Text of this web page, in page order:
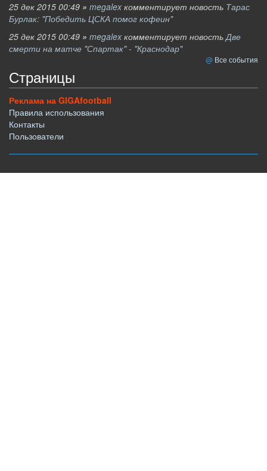
25 дек 2015 00:49 » megalex комментирует новость Тарас
Бурлак: "Победить ЦСКА помог кофеин"
25 дек 2015 00:49 » megalex комментирует новостьДве
смерти на матче "Спартак" - "Краснодар"
Все события
Страницы
Реклама на GIGAfootball
Правила использования
Контакты
Пользователи